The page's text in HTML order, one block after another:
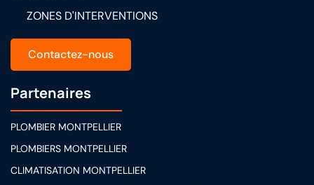
ZONES D'INTERVENTIONS
Contactez-nous
Partenaires
PLOMBIER MONTPELLIER
PLOMBIERS MONTPELLIER
CLIMATISATION MONTPELLIER